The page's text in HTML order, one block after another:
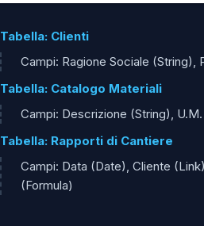
Tabella: Clienti
Campi: Ragione Sociale (String),
Tabella: Catalogo Materiali
Campi: Descrizione (String),
Tabella: Rapporti di Cantiere
Campi: Data (Date), Cliente
(Formula)